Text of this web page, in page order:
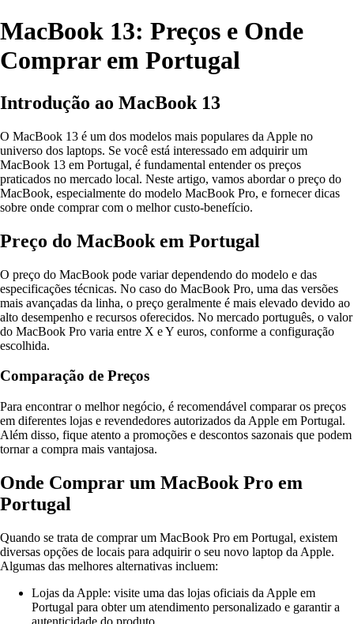
MacBook 13: Preços e Onde
Comprar em Portugal
Introdução ao MacBook 13
O MacBook 13 é um dos modelos mais populares da Apple no
universo dos laptops. Se você está interessado em adquirir um
MacBook 13 em Portugal, é fundamental entender os preços
praticados no mercado local. Neste artigo, vamos abordar o preço do
MacBook, especialmente do modelo MacBook Pro, e fornecer dicas
sobre onde comprar com o melhor custo-benefício.
Preço do MacBook em Portugal
O preço do MacBook pode variar dependendo do modelo e das
especificações técnicas. No caso do MacBook Pro, uma das versões
mais avançadas da linha, o preço geralmente é mais elevado devido ao
alto desempenho e recursos oferecidos. No mercado português, o valor
do MacBook Pro varia entre X e Y euros, conforme a configuração
escolhida.
Comparação de Preços
Para encontrar o melhor negócio, é recomendável comparar os preços
em diferentes lojas e revendedores autorizados da Apple em Portugal.
Além disso, fique atento a promoções e descontos sazonais que podem
tornar a compra mais vantajosa.
Onde Comprar um MacBook Pro em
Portugal
Quando se trata de comprar um MacBook Pro em Portugal, existem
diversas opções de locais para adquirir o seu novo laptop da Apple.
Algumas das melhores alternativas incluem:
Lojas da Apple: visite uma das lojas oficiais da Apple em
Portugal para obter um atendimento personalizado e garantir a
autenticidade do produto.